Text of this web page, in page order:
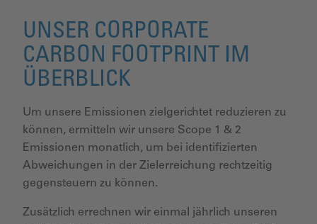
UNSER CORPORATE
CARBON FOOTPRINT IM
ÜBERBLICK
Um unsere Emissionen zielgerichtet reduzieren zu
können, ermitteln wir unsere Scope 1 & 2
Emissionen monatlich, um bei identifizierten
Abweichungen in der Zielerreichung rechtzeitig
gegensteuern zu können.
Zusätzlich errechnen wir einmal jährlich unseren